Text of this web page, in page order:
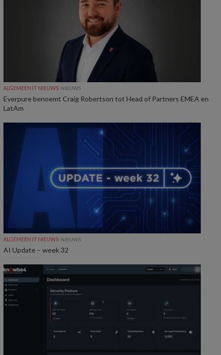
ALGEMEEN IT NIEUWS NIEUWS
Everpure benoemt Craig Robertson tot Head of Partners EMEA en
LatAm
ALGEMEEN IT NIEUWS NIEUWS
AI Update – week 32